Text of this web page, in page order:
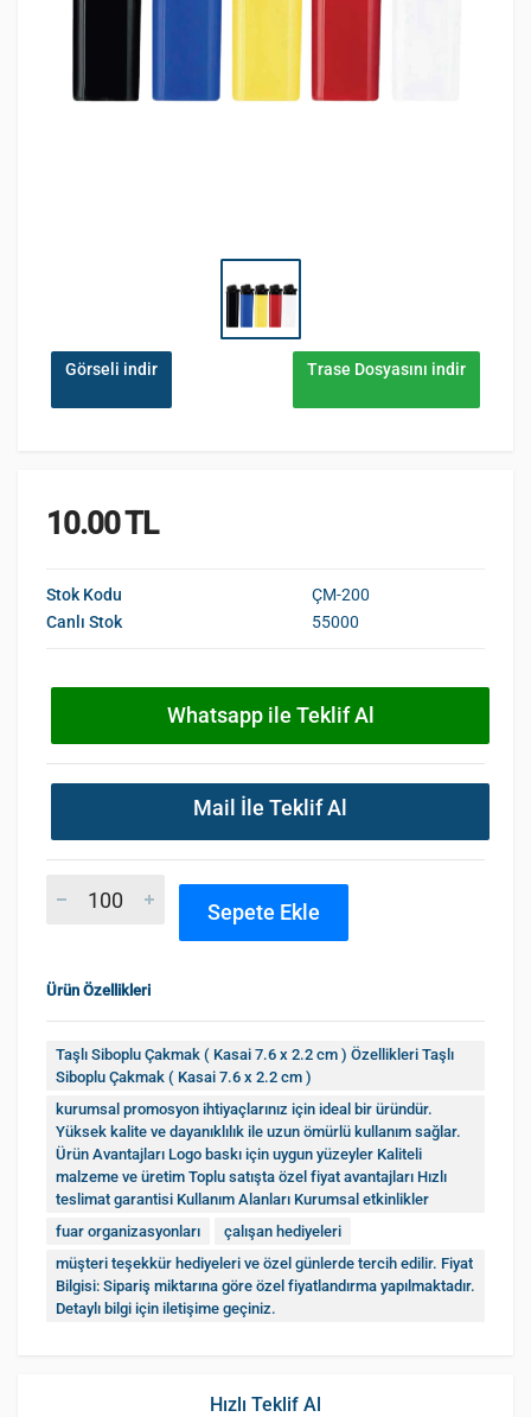
Görseli indir Trase Dosyasını indir
10.00 TL
Stok Kodu
ÇM-200
Canlı Stok
55000
Whatsapp ile Teklif Al
Mail İle Teklif Al
Sepete Ekle
Ürün Özellikleri
Taşlı Siboplu Çakmak ( Kasai 7.6 x 2.2 cm ) Özellikleri Taşlı
Siboplu Çakmak ( Kasai 7.6 x 2.2 cm )
kurumsal promosyon ihtiyaçlarınız için ideal bir üründür.
Yüksek kalite ve dayanıklılık ile uzun ömürlü kullanım sağlar.
Ürün Avantajları Logo baskı için uygun yüzeyler Kaliteli
malzeme ve üretim Toplu satışta özel fiyat avantajları Hızlı
teslimat garantisi Kullanım Alanları Kurumsal etkinlikler
fuar organizasyonları
çalışan hediyeleri
müşteri teşekkür hediyeleri ve özel günlerde tercih edilir. Fiyat
Bilgisi: Sipariş miktarına göre özel fiyatlandırma yapılmaktadır.
Detaylı bilgi için iletişime geçiniz.
Hızlı Teklif Al